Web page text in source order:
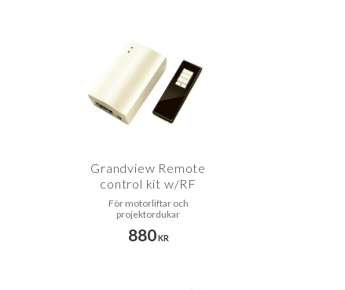
Grandview Remote
control kit w/RF
För motorliftar och
projektordukar
880KR